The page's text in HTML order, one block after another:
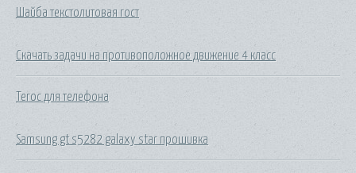
Шайба текстолитовая гост
Скачать задачи на противоположное движение 4 класс
Тегос для телефона
Samsung gt s5282 galaxy star прошивка